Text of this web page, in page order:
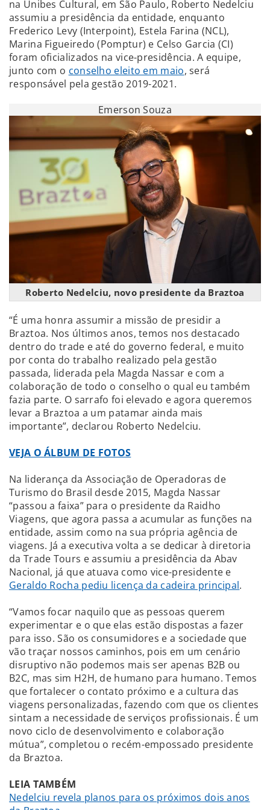
na Unibes Cultural, em São Paulo, Roberto Nedelciu
assumiu a presidência da entidade, enquanto
Frederico Levy (Interpoint), Estela Farina (NCL),
Marina Figueiredo (Pomptur) e Celso Garcia (CI)
foram oficializados na vice-presidência. A equipe,
junto com o conselho eleito em maio, será
responsável pela gestão 2019-2021.
Emerson Souza
Roberto Nedelciu, novo presidente da Braztoa
“É uma honra assumir a missão de presidir a
Braztoa. Nos últimos anos, temos nos destacado
dentro do trade e até do governo federal, e muito
por conta do trabalho realizado pela gestão
passada, liderada pela Magda Nassar e com a
colaboração de todo o conselho o qual eu também
fazia parte. O sarrafo foi elevado e agora queremos
levar a Braztoa a um patamar ainda mais
importante”, declarou Roberto Nedelciu.
VEJA O ÁLBUM DE FOTOS
Na liderança da Associação de Operadoras de
Turismo do Brasil desde 2015, Magda Nassar
“passou a faixa” para o presidente da Raidho
Viagens, que agora passa a acumular as funções na
entidade, assim como na sua própria agência de
viagens. Já a executiva volta a se dedicar à diretoria
da Trade Tours e assumiu a presidência da Abav
Nacional, já que atuava como vice-presidente e
Geraldo Rocha pediu licença da cadeira principal.
“Vamos focar naquilo que as pessoas querem
experimentar e o que elas estão dispostas a fazer
para isso. São os consumidores e a sociedade que
vão traçar nossos caminhos, pois em um cenário
disruptivo não podemos mais ser apenas B2B ou
B2C, mas sim H2H, de humano para humano. Temos
que fortalecer o contato próximo e a cultura das
viagens personalizadas, fazendo com que os clientes
sintam a necessidade de serviços profissionais. É um
novo ciclo de desenvolvimento e colaboração
mútua”, completou o recém-empossado presidente
da Braztoa.
LEIA TAMBÉM
Nedelciu revela planos para os próximos dois anos